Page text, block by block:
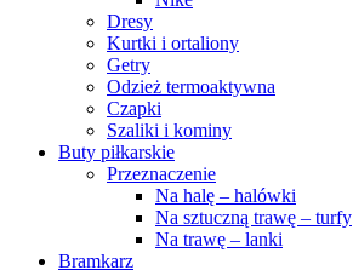
Dresy
Kurtki i ortaliony
Getry
Odzież termoaktywna
Czapki
Szaliki i kominy
Buty piłkarskie
Przeznaczenie
Na halę – halówki
Na sztuczną trawę – turfy
Na trawę – lanki
Bramkarz